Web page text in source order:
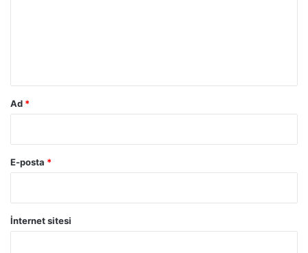
Ad *
E-posta *
İnternet sitesi